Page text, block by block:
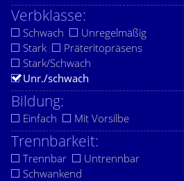
Verbklasse:
Schwach
Unregelmäßig
Stark
Präteritopräsens
Stark/Schwach
Unr./schwach
Bildung:
Einfach Mit Vorsilbe
Trennbarkeit:
Trennbar
Untrennbar
Schwankend